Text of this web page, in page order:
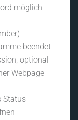
möglich
beendet
optional
Webpage
Status